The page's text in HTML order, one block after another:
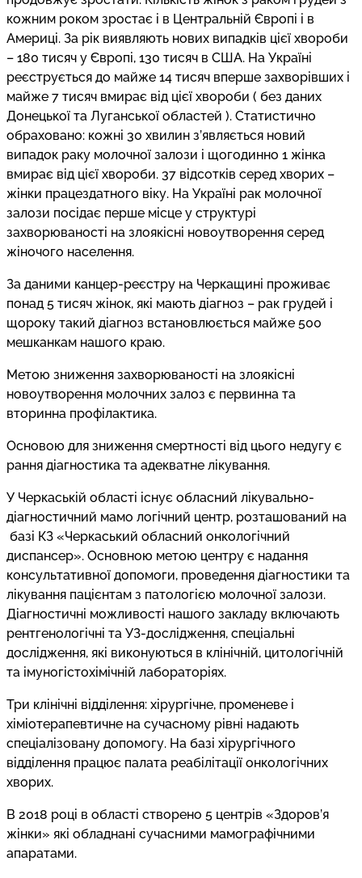
кожним роком зростає і в Центральній Європі і в
Америці. За рік виявляють нових випадків цієї хвороби
– 180 тисяч у Європі, 130 тисяч в США. На Україні
реєструється до майже 14 тисяч вперше захворівших і
майже 7 тисяч вмирає від цієї хвороби ( без даних
Донецької та Луганської областей ). Статистично
обраховано: кожні 30 хвилин з’являється новий
випадок раку молочної залози і щогодинно 1 жінка
вмирає від цієї хвороби. 37 відсотків серед хворих –
жінки працездатного віку. На Україні рак молочної
залози посідає перше місце у структурі
захворюваності на злоякісні новоутворення серед
жіночого населення.
За даними канцер-реєстру на Черкащині проживає
понад 5 тисяч жінок, які мають діагноз – рак грудей і
щороку такий діагноз встановлюється майже 500
мешканкам нашого краю.
Метою зниження захворюваності на злоякісні
новоутворення молочних залоз є первинна та
вторинна профілактика.
Основою для зниження смертності від цього недугу є
рання діагностика та адекватне лікування.
У Черкаській області існує обласний лікувально-
діагностичний мамо логічний центр, розташований на
базі КЗ «Черкаський обласний онкологічний
диспансер». Основною метою центру є надання
консультативної допомоги, проведення діагностики та
лікування пацієнтам з патологією молочної залози.
Діагностичні можливості нашого закладу включають
рентгенологічні та УЗ-дослідження, спеціальні
дослідження, які виконуються в клінічній, цитологічній
та імуногістохімічній лабораторіях.
Три клінічні відділення: хірургічне, променеве і
хіміотерапевтичне на сучасному рівні надають
спеціалізовану допомогу. На базі хірургічного
відділення працює палата реабілітації онкологічних
хворих.
В 2018 році в області створено 5 центрів «Здоров’я
жінки» які обладнані сучасними мамографічними
апаратами.